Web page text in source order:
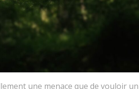
une menace que de vouloir un